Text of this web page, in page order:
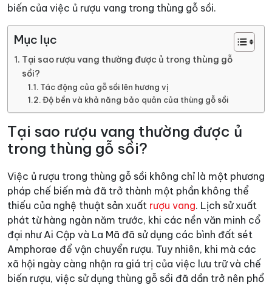
biến của việc ủ rượu vang trong thùng gỗ sồi.
Mục lục
Tại sao rượu vang thường được ủ trong thùng gỗ
sồi?
Tác động của gỗ sồi lên hương vị
Độ bền và khả năng bảo quản của thùng gỗ sồi
Tại sao rượu vang thường được ủ
trong thùng gỗ sồi?
Việc ủ rượu trong thùng gỗ sồi không chỉ là một phương
pháp chế biến mà đã trở thành một phần không thể
thiếu của nghệ thuật sản xuất rượu vang. Lịch sử xuất
phát từ hàng ngàn năm trước, khi các nền văn minh cổ
đại như Ai Cập và La Mã đã sử dụng các bình đất sét
Amphorae để vận chuyển rượu. Tuy nhiên, khi mà các
xã hội ngày càng nhận ra giá trị của việc lưu trữ và chế
biến rượu, việc sử dụng thùng gỗ sồi đã dần trở nên phổ